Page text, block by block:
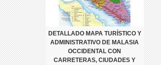
DETALLADO MAPA TURÍSTICO Y
ADMINISTRATIVO DE MALASIA
OCCIDENTAL CON
CARRETERAS, CIUDADES Y